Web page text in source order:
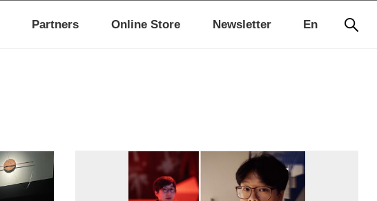
En
Partners Online Store Newsletter